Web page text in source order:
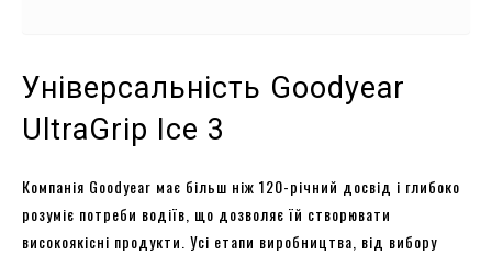
Універсальність Goodyear
UltraGrip Ice 3
Компанія Goodyear має більш ніж 120-річний досвід і глибоко
розуміє потреби водіїв, що дозволяє їй створювати
високоякісні продукти. Усі етапи виробництва, від вибору